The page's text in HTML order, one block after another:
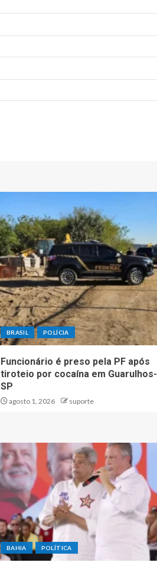
BRASIL POLÍCIA
Funcionário é preso pela PF após
tiroteio por cocaína em Guarulhos-
SP
agosto 1, 2026 suporte
BAHIA POLÍTICA